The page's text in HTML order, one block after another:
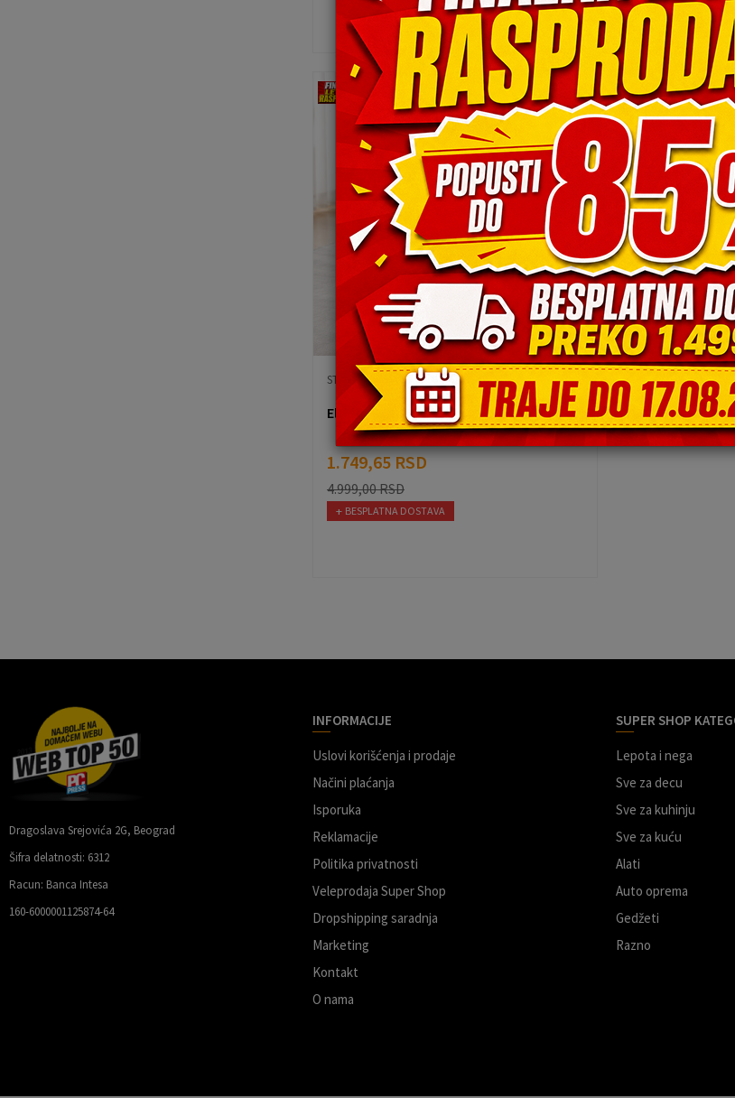
%
STOLICE I FOTELJE 6G 19F-NM0243
Elegantna mini stolica sa točkićima
1.749,65 RSD
4.999,00RSD
BESPLATNA DOSTAVA
Dragoslava Srejovića 2G, Beograd
Šifra delatnosti: 6312
Racun: Banca Intesa
160-6000001125874-64
INFORMACIJE
Uslovi korišćenja i prodaje
Načini plaćanja
Isporuka
Reklamacije
Politika privatnosti
Veleprodaja Super Shop
Dropshipping saradnja
Marketing
Kontakt
O nama
SUPER SHOP
Lepota i nega
Sve za decu
Sve za kuhinju
Sve za kuću
Alati
Auto oprema
Gedžeti
Razno